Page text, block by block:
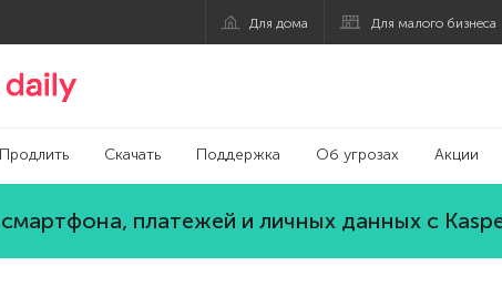
Для дома Для малого бизнеса
Продлить Скачать Поддержка Об угрозах Акции
платежей и личных данных с